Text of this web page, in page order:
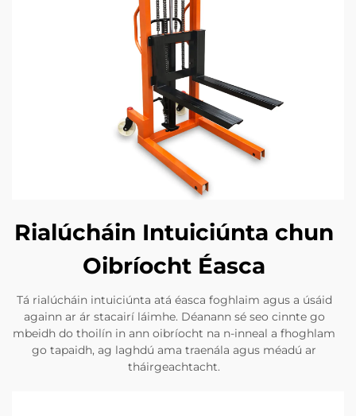
Rialúcháin Intuiciúnta chun
Oibríocht Éasca
Tá rialúcháin intuiciúnta atá éasca foghlaim agus a úsáid
againn ar ár stacairí láimhe. Déanann sé seo cinnte go
mbeidh do thoilín in ann oibríocht na n-inneal a fhoghlam
go tapaidh, ag laghdú ama traenála agus méadú ar
tháirgeachtacht.